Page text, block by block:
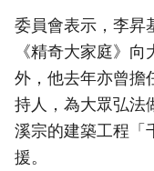
委員會表示，李昇
《精奇大家庭》
外，他去年亦曾擔
持人，為大眾弘法
溪宗的建築工程「
援。